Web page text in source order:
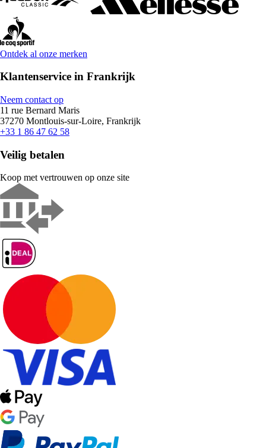
Ontdek al onze merken
Klantenservice in Frankrijk
Neem contact op
11 rue Bernard Maris
37270 Montlouis-sur-Loire, Frankrijk
+33 1 86 47 62 58
Veilig betalen
Koop met vertrouwen op onze site